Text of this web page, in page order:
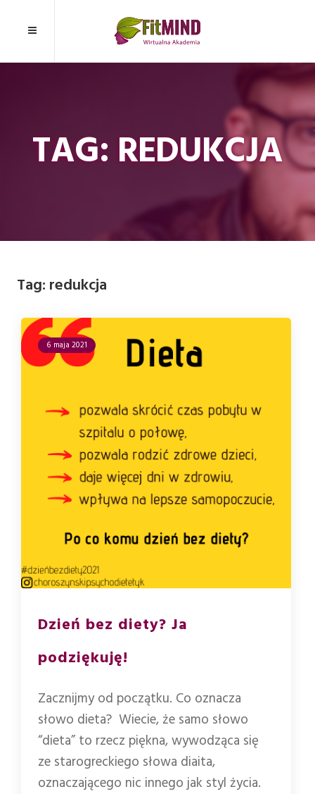
TAG: REDUKCJA
Tag: redukcja
6 maja 2021
Dzień bez diety? Ja
podziękuję!
Zacznijmy od początku. Co oznacza
słowo dieta? Wiecie, że samo słowo
“dieta” to rzecz piękna, wywodząca się
ze starogreckiego słowa diaita,
oznaczającego nic innego jak styl życia.